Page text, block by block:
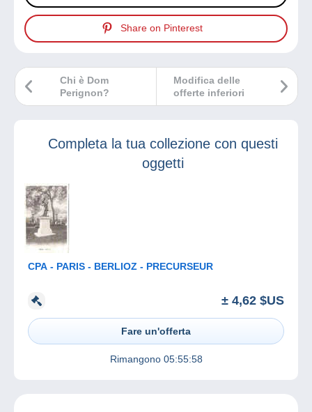
Share on Pinterest
Modifica delle
offerte inferiori
Chi è Dom
Perignon?
Completa la tua collezione con questi
oggetti
CPA - PARIS - BERLIOZ - PRECURSEUR
± 4,62 $US
Fare un'offerta
Rimangono 05:55:58